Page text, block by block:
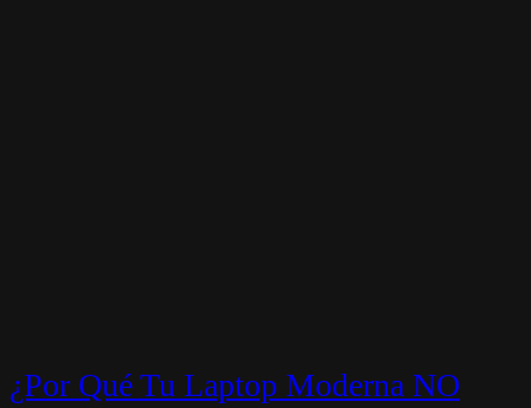
¿Por Qué Tu Laptop Moderna NO